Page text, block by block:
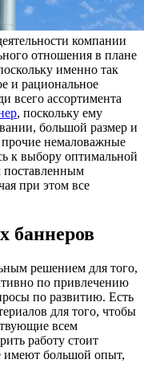
компании
отношения в плане
именно так
и рациональное
всего ассортимента
, поскольку ему
большой размер и
немаловажные
к выбору оптимальной
поставленным
при этом все
баннеров
решением для того,
по привлечению
по развитию. Есть
для того, чтобы
всем
работу стоит
имеют большой опыт,